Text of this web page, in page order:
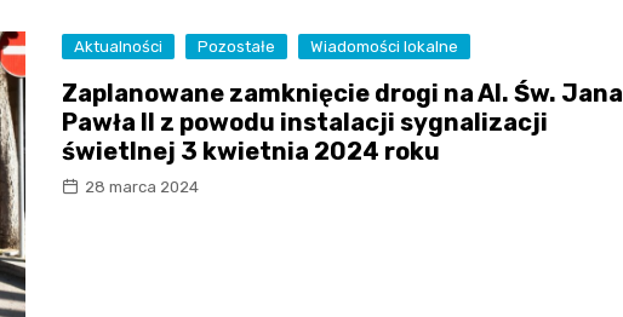
Aktualności Pozostałe Wiadomości lokalne
Zaplanowane zamknięcie drogi na Al. Św. Jana
Pawła II z powodu instalacji sygnalizacji
świetlnej 3 kwietnia 2024 roku
28 marca 2024